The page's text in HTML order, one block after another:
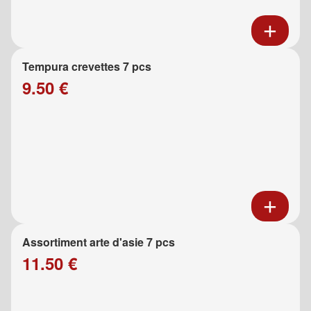
Tempura crevettes 7 pcs
9.50 €
Assortiment arte d'asie 7 pcs
11.50 €